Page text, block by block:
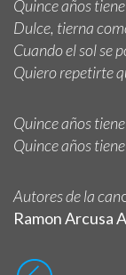
Quince años
Dulce, tierna
Cuando el sol se
Quiero repetirte
Quince años
Quince años
Autores de la can
Ramon Arcusa